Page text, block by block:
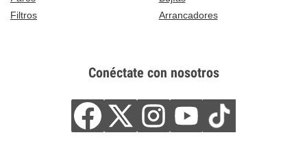
Filtros
Arrancadores
Conéctate con nosotros